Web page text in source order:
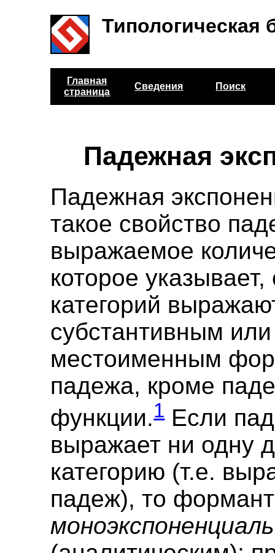
Типологическая
Главная
страница
Сведения Поиск
Падежная
Падежная
такое свойство
выражаемое
которое указывает,
категорий
субстантивным или
местоименным
падежа, кроме
функции.1Если
выражает ни одну
категорию (т.е.
падеж), то